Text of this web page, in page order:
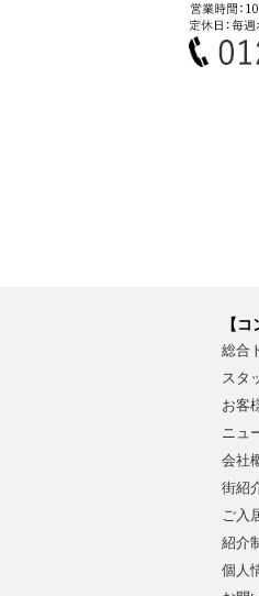
【
総合
スタ
お客
ニュ
会社
街紹
ご入
紹介
個人